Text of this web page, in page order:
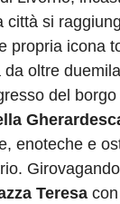
città si
propria icona
oltre
del
enoteche e
Teresa